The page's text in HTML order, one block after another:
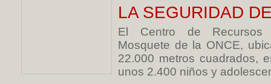
LA SEGURIDAD
El Centro de Recursos
Mosquete de la ONCE,
22.000 metros cuadrados,
unos 2.400 niños y